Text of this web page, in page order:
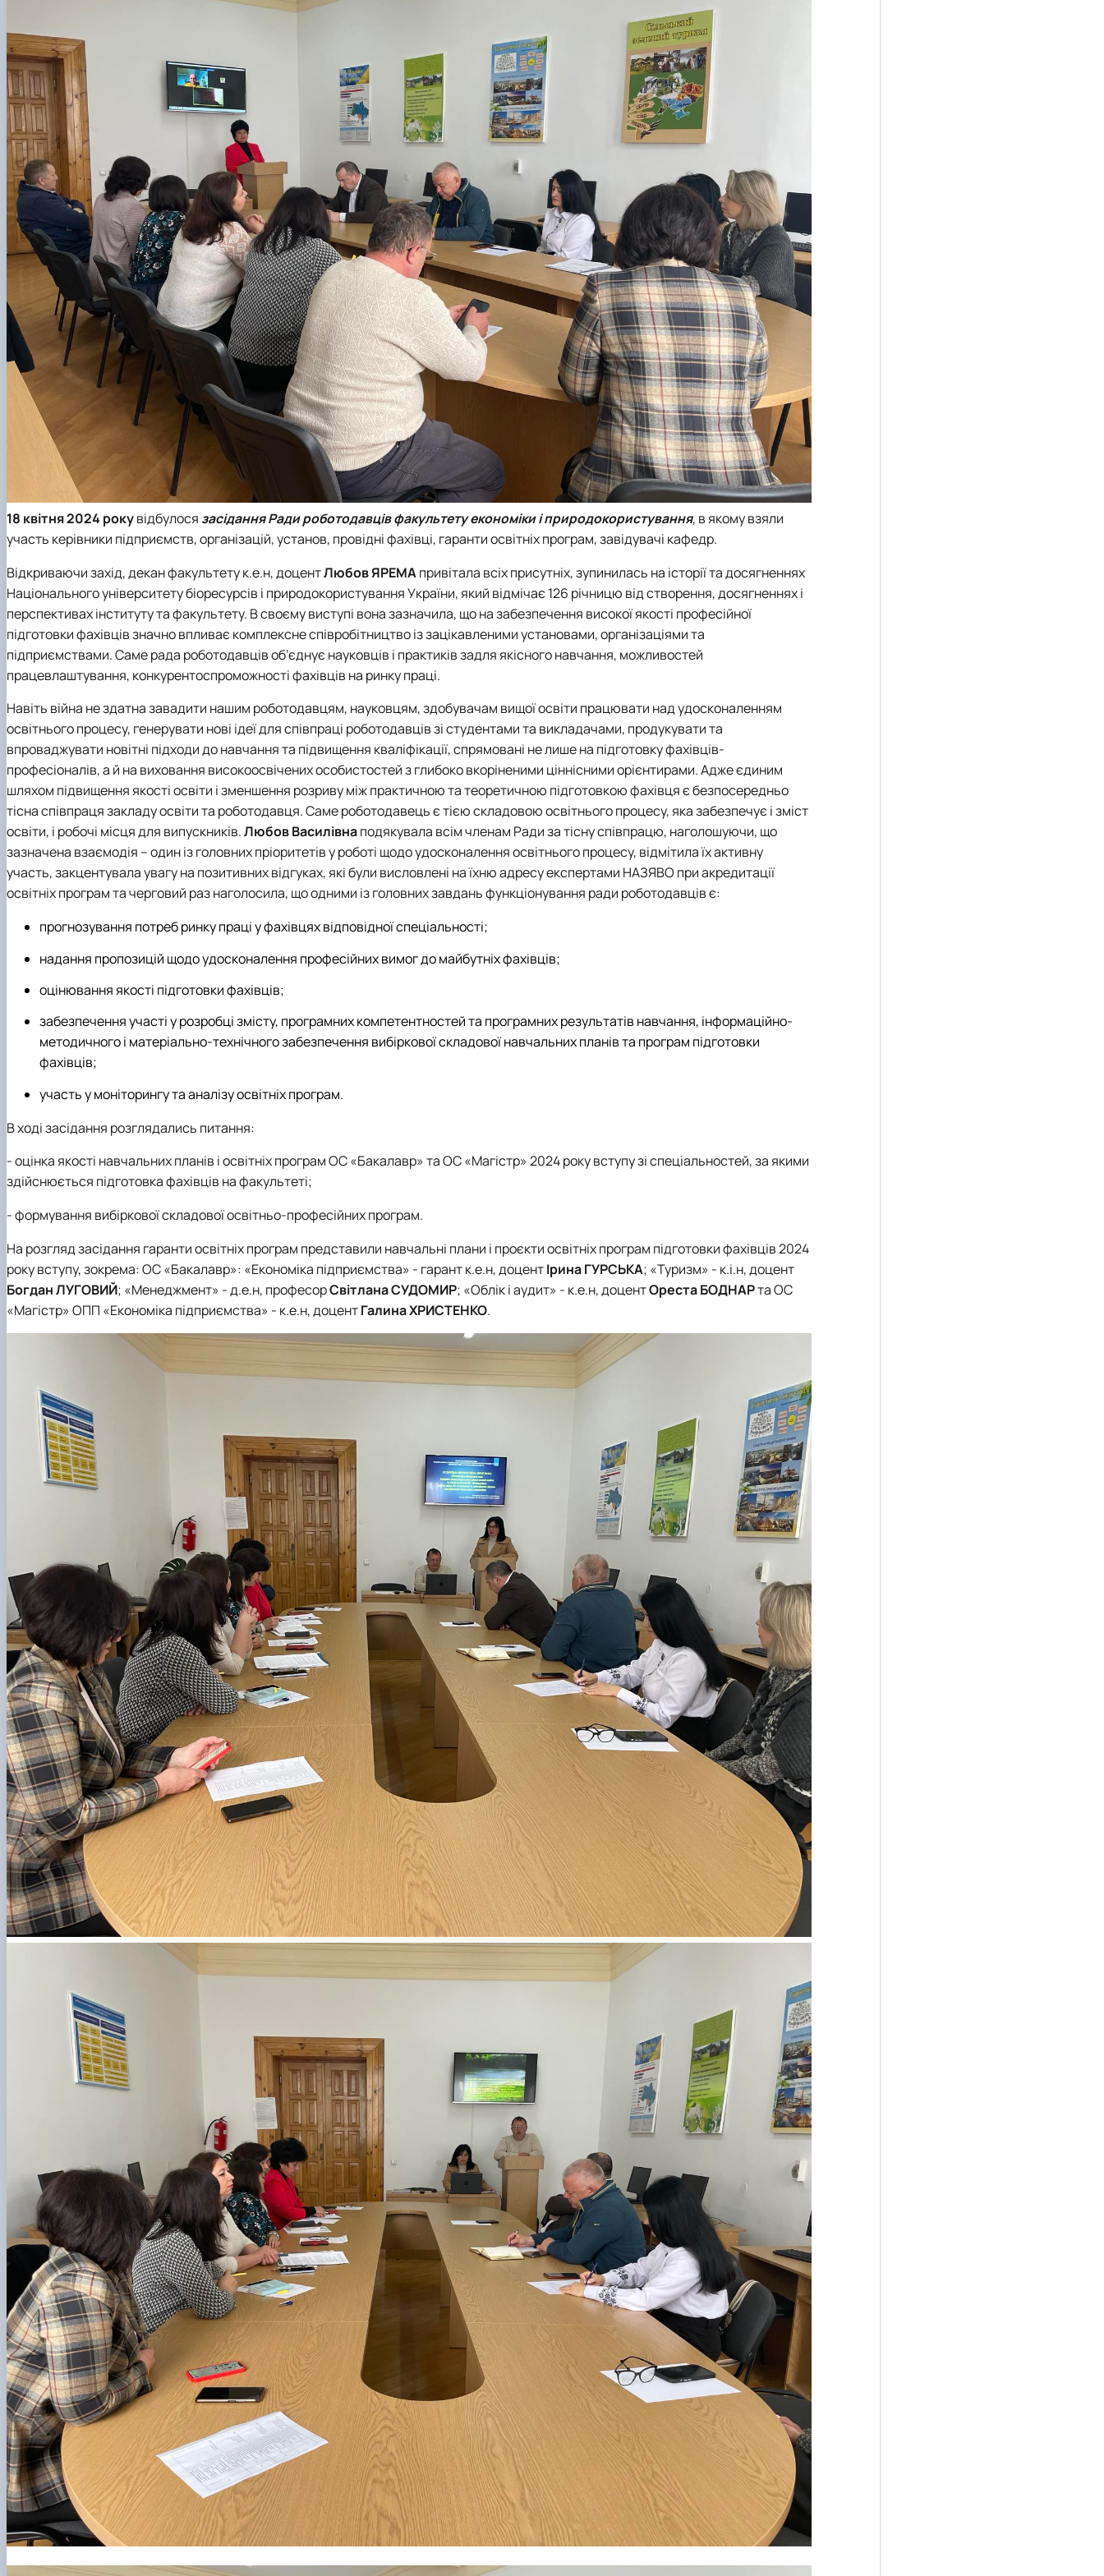
18 квітня 2024 рокувідбулося засідання Ради роботодавців факультету економіки і природокористування, в якому взяли
участь керівники підприємств, організацій, установ, провідні фахівці, гаранти освітніх програм, завідувачі кафедр.
Відкриваючи захід, декан факультету к.е.н, доцентЛюбов ЯРЕМАпривітала всіх присутніх, зупинилась на історії та досягненнях
Національного університету біоресурсів і природокористування України, який відмічає 126 річницю від створення, досягненнях і
перспективах інституту та факультету. В своєму виступі вона зазначила, що на забезпечення високої якості професійної
підготовки фахівців значно впливає комплексне співробітництво із зацікавленими установами, організаціями та
підприємствами. Саме рада роботодавців об’єднує науковців і практиків задля якісного навчання, можливостей
працевлаштування, конкурентоспроможності фахівців на ринку праці.
Навіть війна не здатна завадити нашим роботодавцям, науковцям, здобувачам вищої освіти працювати над удосконаленням
освітнього процесу, генерувати нові ідеї для співпраці роботодавців зі студентами та викладачами, продукувати та
впроваджувати новітні підходи до навчання та підвищення кваліфікації, спрямовані не лише на підготовку фахівців-
професіоналів, а й на виховання високоосвічених особистостей з глибоко вкоріненими ціннісними орієнтирами. Адже єдиним
шляхом підвищення якості освіти і зменшення розриву між практичною та теоретичною підготовкою фахівця є безпосередньо
тісна співпраця закладу освіти та роботодавця. Саме роботодавець є тією складовою освітнього процесу, яка забезпечує і зміст
освіти, і робочі місця для випускників.Любов Василівнаподякувала всім членам Ради за тісну співпрацю, наголошуючи, що
зазначена взаємодія – один із головних пріоритетів у роботі щодо удосконалення освітнього процесу, відмітила їх активну
участь, закцентувала увагу на позитивних відгуках, які були висловлені на їхню адресу експертами НАЗЯВО при акредитації
освітніх програм та черговий раз наголосила, що одними із головних завдань функціонування ради роботодавців є:
прогнозування потреб ринку праці у фахівцях відповідної спеціальності;
надання пропозицій щодо удосконалення професійних вимог до майбутніх фахівців;
оцінювання якості підготовки фахівців;
забезпечення участі у розробці змісту, програмних компетентностей та програмних результатів навчання, інформаційно-
методичного і матеріально-технічного забезпечення вибіркової складової навчальних планів та програм підготовки
фахівців;
участь у моніторингу та аналізу освітніх програм.
В ході засідання розглядались питання:
- оцінка якості навчальних планів і освітніх програм ОС «Бакалавр» та ОС «Магістр» 2024 року вступу зі спеціальностей, за якими
здійснюється підготовка фахівців на факультеті;
- формування вибіркової складової освітньо-професійних програм.
На розгляд засідання гаранти освітніх програм представили навчальні плани і проєкти освітніх програм підготовки фахівців 2024
року вступу, зокрема: ОС «Бакалавр»: «Економіка підприємства» - гарант к.е.н, доцентІрина ГУРСЬКА; «Туризм» - к.і.н, доцент
Богдан ЛУГОВИЙ; «Менеджмент» - д.е.н, професорСвітлана СУДОМИР; «Облік і аудит» - к.е.н, доцентОреста БОДНАРта ОС
«Магістр» ОПП «Економіка підприємства» - к.е.н, доцентГалина ХРИСТЕНКО.